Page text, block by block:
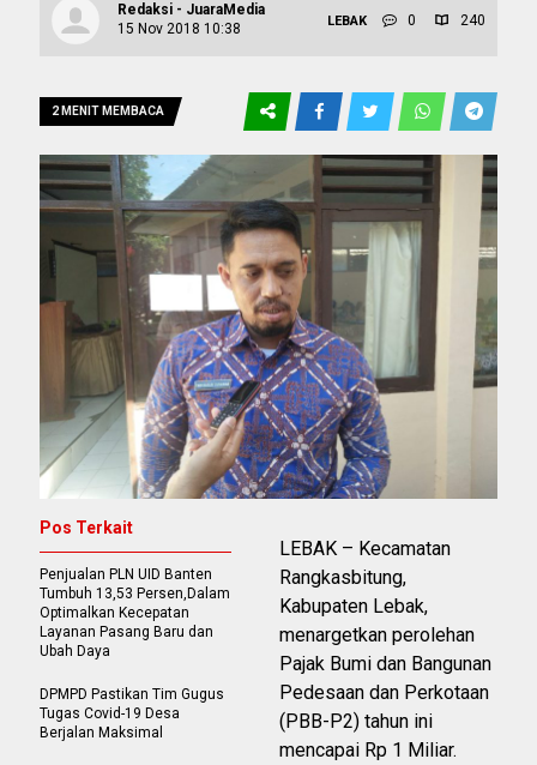
Redaksi - JuaraMedia
15 Nov 2018 10:38
LEBAK 0 240
2 MENIT MEMBACA
LEBAK – Kecamatan
Rangkasbitung,
Kabupaten Lebak,
menargetkan perolehan
Pajak Bumi dan Bangunan
Pedesaan dan Perkotaan
(PBB-P2) tahun ini
mencapai Rp 1 Miliar.
Pos Terkait
Penjualan PLN UID Banten
Tumbuh 13,53 Persen,Dalam
Optimalkan Kecepatan
Layanan Pasang Baru dan
Ubah Daya
DPMPD Pastikan Tim Gugus
Tugas Covid-19 Desa
Berjalan Maksimal